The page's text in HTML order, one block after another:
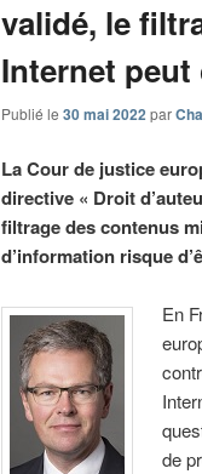
validé, le
Internet
Publié le 30 mai 2022 par
La Cour de justice
directive « Droit
filtrage des contenus
d’information risque
En
de